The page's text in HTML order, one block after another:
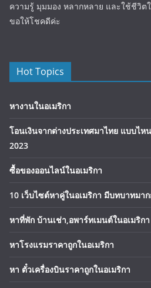
ความรู้ มุมมอง หลากหลาย และใช้ชีวิต
ขอให้โชคดีค่ะ
Hot Topics
หางานในอเมริกา
โอนเงินจากต่างประเทศมาไทย แบบไ
2023
ซื้อของออนไลน์ในอเมริกา
10 เว็บไซต์หาคู่ในอเมริกา มีบทบาทมา
หาที่พัก บ้านเช่า,อพาร์ทเมนต์ในอเมริกา
หาโรงแรมราคาถูกในอเมริกา
หา ตั๋วเครื่องบินราคาถูกในอเมริกา